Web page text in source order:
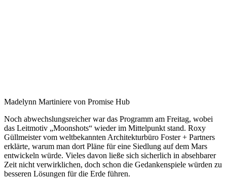
Madelynn Martiniere von Promise Hub
Noch abwechslungsreicher war das Programm am Freitag, wobei
das Leitmotiv „Moonshots“ wieder im Mittelpunkt stand. Roxy
Güllmeister vom weltbekannten Architekturbüro Foster + Partners
erklärte, warum man dort Pläne für eine Siedlung auf dem Mars
entwickeln würde. Vieles davon ließe sich sicherlich in absehbarer
Zeit nicht verwirklichen, doch schon die Gedankenspiele würden zu
besseren Lösungen für die Erde führen.